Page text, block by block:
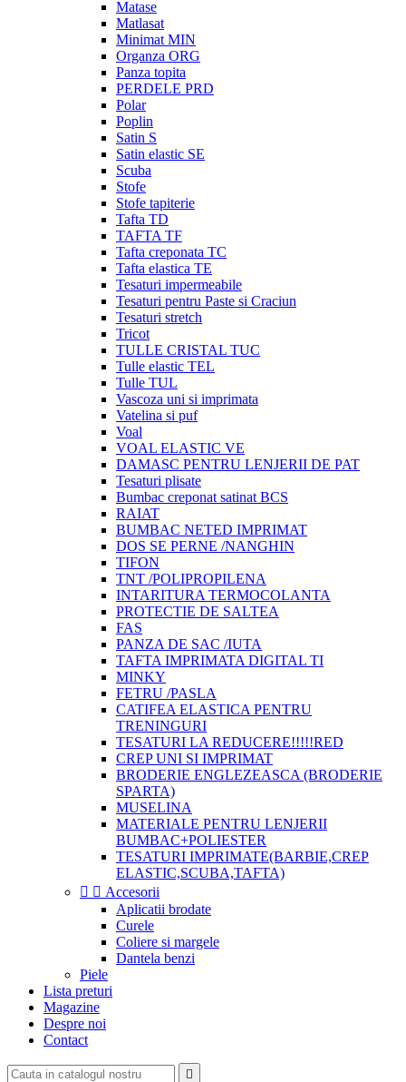
Matase
Matlasat
Minimat MIN
Organza ORG
Panza topita
PERDELE PRD
Polar
Poplin
Satin S
Satin elastic SE
Scuba
Stofe
Stofe tapiterie
Tafta TD
TAFTA TF
Tafta creponata TC
Tafta elastica TE
Tesaturi impermeabile
Tesaturi pentru Paste si Craciun
Tesaturi stretch
Tricot
TULLE CRISTAL TUC
Tulle elastic TEL
Tulle TUL
Vascoza uni si imprimata
Vatelina si puf
Voal
VOAL ELASTIC VE
DAMASC PENTRU LENJERII DE PAT
Tesaturi plisate
Bumbac creponat satinat BCS
RAIAT
BUMBAC NETED IMPRIMAT
DOS SE PERNE /NANGHIN
TIFON
TNT /POLIPROPILENA
INTARITURA TERMOCOLANTA
PROTECTIE DE SALTEA
FAS
PANZA DE SAC /IUTA
TAFTA IMPRIMATA DIGITAL TI
MINKY
FETRU /PASLA
CATIFEA ELASTICA PENTRU
TRENINGURI
TESATURI LA REDUCERE!!!!!RED
CREP UNI SI IMPRIMAT
BRODERIE ENGLEZEASCA (BRODERIE
SPARTA)
MUSELINA
MATERIALE PENTRU LENJERII
BUMBAC+POLIESTER
TESATURI IMPRIMATE(BARBIE,CREP
ELASTIC,SCUBA,TAFTA)
  Accesorii
Aplicatii brodate
Curele
Coliere si margele
Dantela benzi
Piele
Lista preturi
Magazine
Despre noi
Contact
